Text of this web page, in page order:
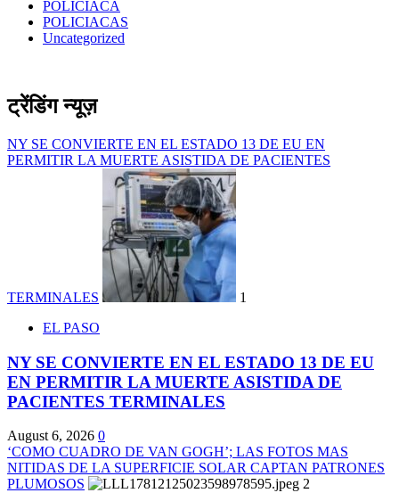
POLICIACA
POLICIACAS
Uncategorized
ट्रेंडिंग न्यूज़
NY SE CONVIERTE EN EL ESTADO 13 DE EU EN
PERMITIR LA MUERTE ASISTIDA DE PACIENTES
TERMINALES
1
EL PASO
NY SE CONVIERTE EN EL ESTADO 13 DE EU
EN PERMITIR LA MUERTE ASISTIDA DE
PACIENTES TERMINALES
August 6, 2026 0
‘COMO CUADRO DE VAN GOGH’; LAS FOTOS MAS
NITIDAS DE LA SUPERFICIE SOLAR CAPTAN PATRONES
PLUMOSOS
2